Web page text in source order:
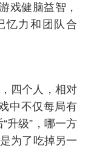
戏健脑益智，
忆力和团队合
四个人，相对
中不仅每局有
升级”，哪一方
为了吃掉另一